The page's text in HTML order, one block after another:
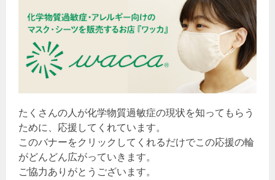
たくさんの人が化学物質過敏症の現状を知ってもらう
ために、応援してくれています。
このバナーをクリックしてくれるだけでこの応援の輪
がどんどん広がっていきます。
ご協力ありがとうございます。